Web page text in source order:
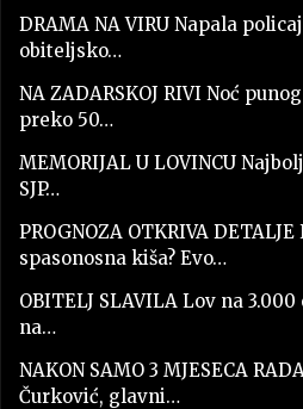
DRAMA NA VIRU Napala
obiteljsko…
NA ZADARSKOJ RIVI Noć
preko 50…
MEMORIJAL U LOVINCU
SJP…
PROGNOZA OTKRIVA
spasonosna kiša? Evo…
OBITELJ SLAVILA Lov na
na…
NAKON SAMO 3 MJESECA
Čurković, glavni…